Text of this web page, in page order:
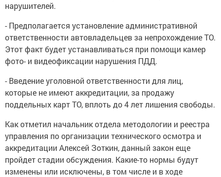
нарушителей.
- Предполагается установление административной
ответственности автовладельцев за непрохождение ТО.
Этот факт будет устанавливаться при помощи камер
фото- и видеофиксации нарушения ПДД.
- Введение уголовной ответственности для лиц,
которые не имеют аккредитации, за продажу
поддельных карт ТО, вплоть до 4 лет лишения свободы.
Как отметил начальник отдела методологии и реестра
управления по организации технического осмотра и
аккредитации Алексей Зоткин, данный закон еще
пройдет стадии обсуждения. Какие-то нормы будут
изменены или исключены, в том числе и в ходе